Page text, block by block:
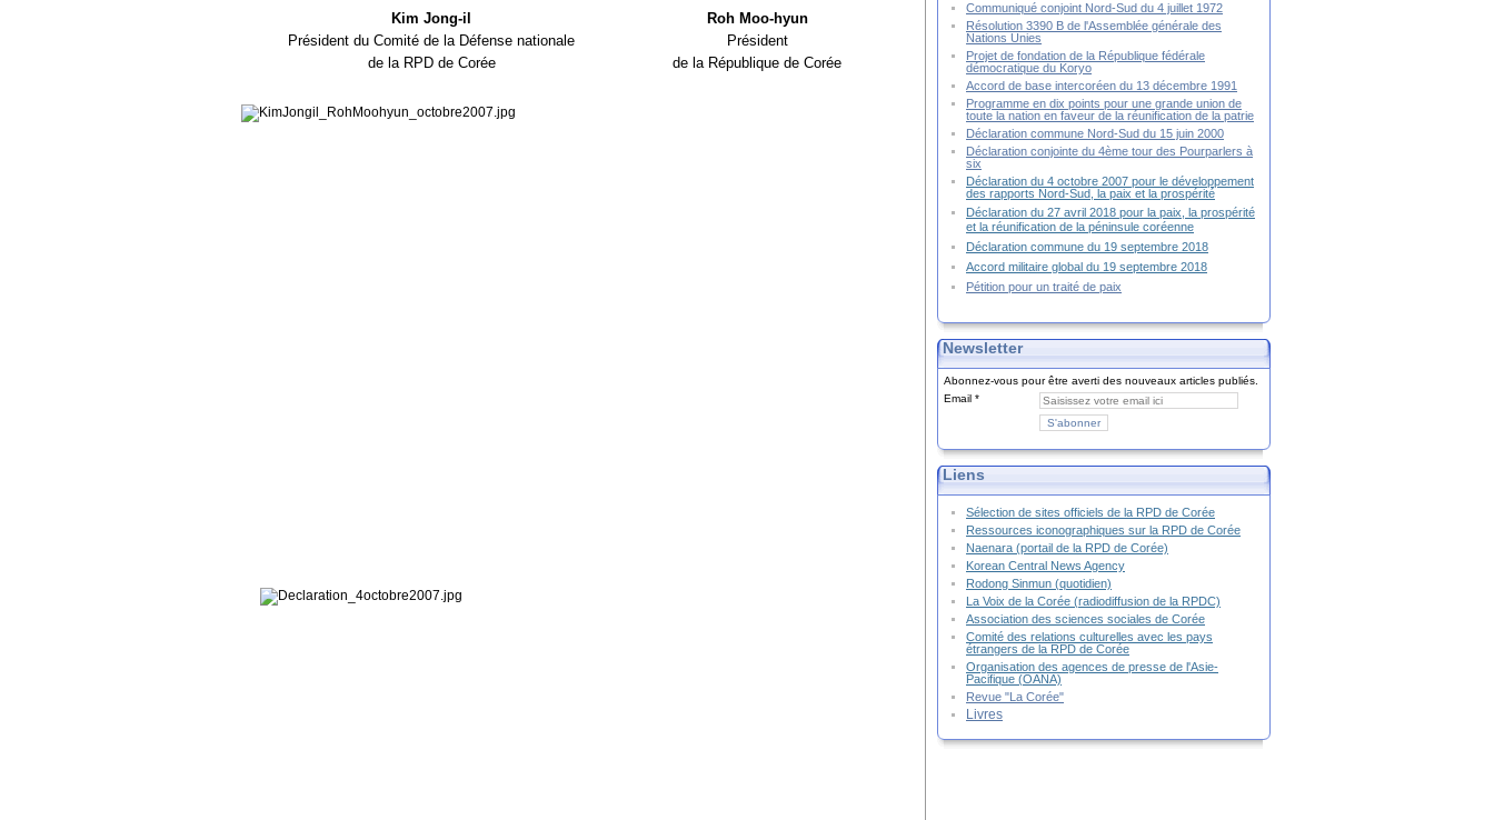
Kim Jong-il
Président du Comité de la Défense nationale
de la RPD de Corée
Roh Moo-hyun
Président
de la République de Corée
Communiqué conjoint Nord-Sud du 4 juillet 1972
Résolution 3390 B de l'Assemblée générale des
Nations Unies
Projet de fondation de la République fédérale
démocratique du Koryo
Accord de base intercoréen du 13 décembre 1991
Programme en dix points pour une grande union de
toute la nation en faveur de la réunification de la patrie
Déclaration commune Nord-Sud du 15 juin 2000
Déclaration conjointe du 4ème tour des Pourparlers à
six
Déclaration du 4 octobre 2007 pour le développement
des rapports Nord-Sud, la paix et la prospérité
Déclaration du 27 avril 2018 pour la paix, la prospérité
et la réunification de la péninsule coréenne
Déclaration commune du 19 septembre 2018
Accord militaire global du 19 septembre 2018
Pétition pour un traité de paix
Newsletter
Abonnez-vous pour être averti des nouveaux articles publiés.
Email
Liens
Sélection de sites officiels de la RPD de Corée
Ressources iconographiques sur la RPD de Corée
Naenara (portail de la RPD de Corée)
Korean Central News Agency
Rodong Sinmun (quotidien)
La Voix de la Corée (radiodiffusion de la RPDC)
Association des sciences sociales de Corée
Comité des relations culturelles avec les pays
étrangers de la RPD de Corée
Organisation des agences de presse de l'Asie-
Pacifique (OANA)
Revue "La Corée"
Livres